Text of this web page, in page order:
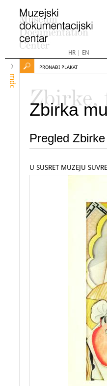
HR| EN
mdc
PRONAĐI PLAKAT
Zbirke,
Zbirka
Pregled Zbirke
U SUSRET MUZEJU